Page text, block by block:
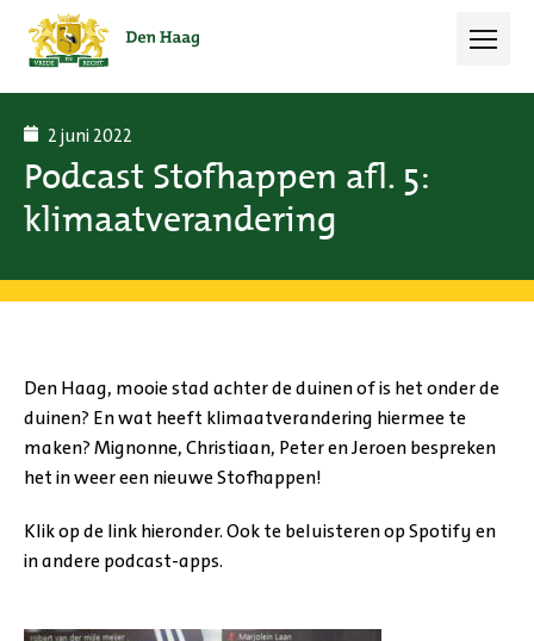
Open
Podcast Stofhappen afl. 5:
klimaatverandering
2 juni 2022
Den Haag, mooie stad achter de duinen of is het onder de
duinen? En wat heeft klimaatverandering hiermee te
maken?Mignonne, Christiaan, Peter en Jeroen bespreken
het in weer een nieuwe Stofhappen!
Klik op de link hieronder. Ook te beluisteren op Spotify en
in andere podcast-apps.